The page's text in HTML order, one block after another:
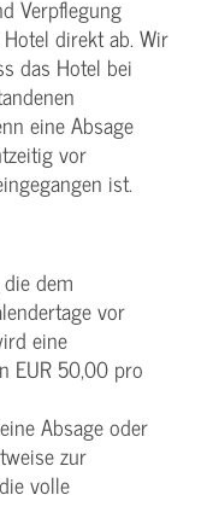
Verpflegung
direkt ab. Wir
das Hotel bei
eine Absage
vor
ist.
dem
vor
eine
EUR 50,00 pro
Absage oder
zur
volle